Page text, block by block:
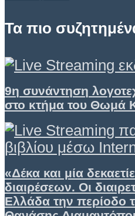
Τα πιο
9η συνάντηση
στο κτήμα του Θωμά
«Δέκα και μία
διαιρέσεων. Οι
Ελλάδα την περίοδο